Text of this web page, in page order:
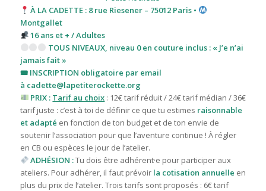
À LA CADETTE : 8 rue Riesener – 75012 Paris •
Montgallet
16 ans et + / Adultes
TOUS NIVEAUX, niveau 0 en couture inclus : « J’e n’ai
jamais fait »
🎟 INSCRIPTION obligatoire par email
à cadette@lapetiterockette.org
PRIX : Tarif au choix : 12€ tarif réduit / 24€ tarif médian / 36€
tarif juste : c’est à toi de définir ce que tu estimes raisonnable
et adapté en fonction de ton budget et de ton envie de
soutenir l’association pour que l’aventure continue ! À régler
en CB ou espèces le jour de l’atelier.
ADHÉSION :Tu dois être adhérent·e pour participer aux
ateliers. Pour adhérer, il faut prévoir la cotisation annuelle en
plus du prix de l’atelier. Trois tarifs sont proposés : 6€ tarif